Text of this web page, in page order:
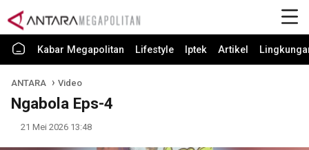
Kabar Megapolitan Lifestyle Iptek Artikel
ANTARA Video
Ngabola Eps-4
21 Mei 2026 13:48